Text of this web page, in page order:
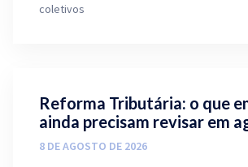
coletivos
Reforma Tributária: o que
ainda precisam revisar em
8 DE AGOSTO DE 2026